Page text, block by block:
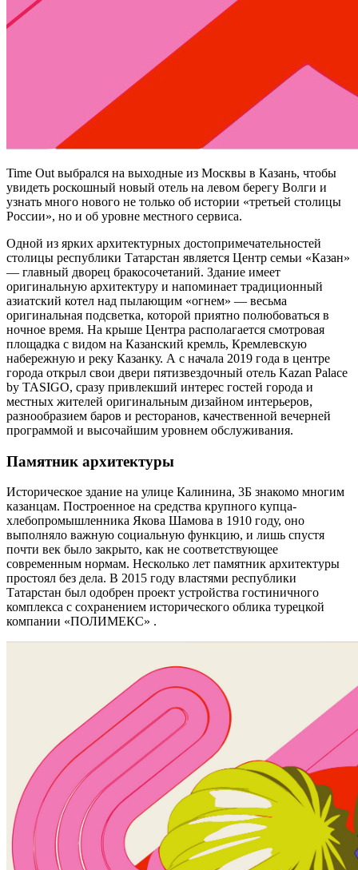
Time Out выбрался на выходные из Москвы в Казань, чтобы
увидеть роскошный новый отель на левом берегу Волги и
узнать много нового не только об истории «третьей столицы
России», но и об уровне местного сервиса.
Одной из ярких архитектурных достопримечательностей
столицы республики Татарстан является Центр семьи «Казан»
— главный дворец бракосочетаний. Здание имеет
оригинальную архитектуру и напоминает традиционный
азиатский котел над пылающим «огнем» — весьма
оригинальная подсветка, которой приятно полюбоваться в
ночное время. На крыше Центра располагается смотровая
площадка с видом на Казанский кремль, Кремлевскую
набережную и реку Казанку. А с начала 2019 года в центре
города открыл свои двери пятизвездочный отель Kazan Palace
by TASIGO, сразу привлекший интерес гостей города и
местных жителей оригинальным дизайном интерьеров,
разнообразием баров и ресторанов, качественной вечерней
программой и высочайшим уровнем обслуживания.
Памятник архитектуры
Историческое здание на улице Калинина, 3Б знакомо многим
казанцам. Построенное на средства крупного купца-
хлебопромышленника Якова Шамова в 1910 году, оно
выполняло важную социальную функцию, и лишь спустя
почти век было закрыто, как не соответствующее
современным нормам. Несколько лет памятник архитектуры
простоял без дела. В 2015 году властями республики
Татарстан был одобрен проект устройства гостиничного
комплекса с сохранением исторического облика турецкой
компании «ПОЛИМЕКС» .